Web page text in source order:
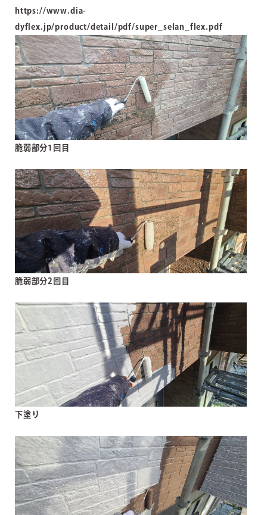
https://www.dia-
dyflex.jp/product/detail/pdf/super_selan_flex.pdf
脆弱部分1回目
脆弱部分2回目
下塗り